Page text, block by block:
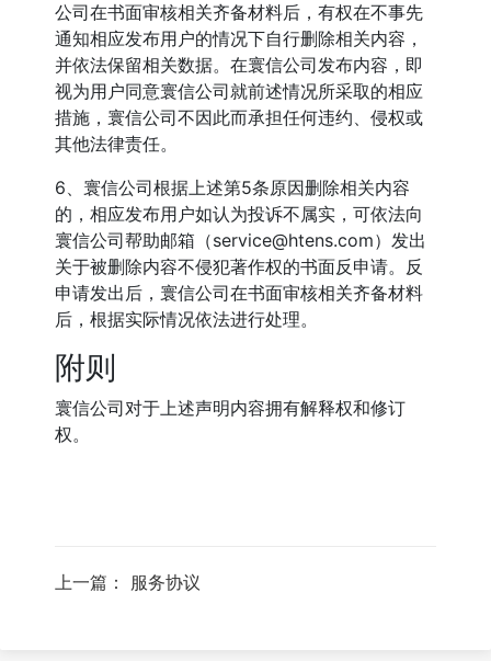
公司在书面审核相关齐备材料后，有权在不事先
通知相应发布用户的情况下自行删除相关内容，
并依法保留相关数据。在寰信公司发布内容，即
视为用户同意寰信公司就前述情况所采取的相应
措施，寰信公司不因此而承担任何违约、侵权或
其他法律责任。
6、寰信公司根据上述第5条原因删除相关内容
的，相应发布用户如认为投诉不属实，可依法向
寰信公司帮助邮箱（service@htens.com）发出
关于被删除内容不侵犯著作权的书面反申请。反
申请发出后，寰信公司在书面审核相关齐备材料
后，根据实际情况依法进行处理。
附则
寰信公司对于上述声明内容拥有解释权和修订
权。
上一篇： 服务协议